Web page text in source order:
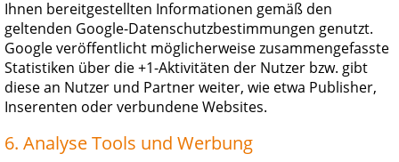
Ihnen bereitgestellten Informationen gemäß den
geltenden Google-Datenschutzbestimmungen genutzt.
Google veröffentlicht möglicherweise zusammengefasste
Statistiken über die +1-Aktivitäten der Nutzer bzw. gibt
diese an Nutzer und Partner weiter, wie etwa Publisher,
Inserenten oder verbundene Websites.
6. Analyse Tools und Werbung